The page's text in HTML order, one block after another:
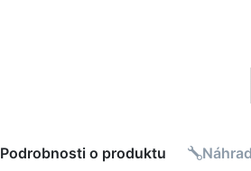
Podrobnosti o produktu